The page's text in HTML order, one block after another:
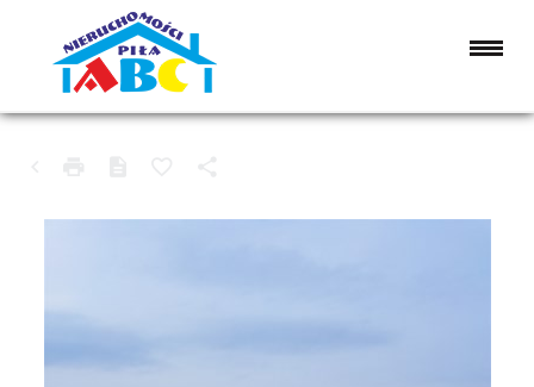
LUBASZ, KRUCZ
DZIAŁKA NA SPRZEDAŻ